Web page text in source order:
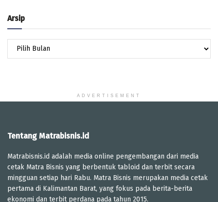
Arsip
Arsip
ADVERTISEMENT
Tentang Matrabisnis.id
Matrabisnis.id adalah media online pengembangan dari media
cetak Matra Bisnis yang berbentuk tabloid dan terbit secara
mingguan setiap hari Rabu. Matra Bisnis merupakan media cetak
pertama di Kalimantan Barat, yang fokus pada berita-berita
ekonomi dan terbit perdana pada tahun 2015.